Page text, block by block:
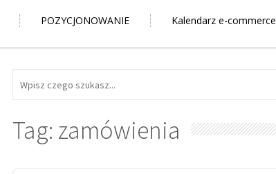
POZYCJONOWANIE Kalendarz e-commerce
Tag: zamówienia